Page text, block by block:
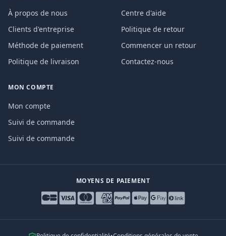
À propos de nous
Clients d'entreprise
Méthode de paiement
Politique de livraison
Centre d'aide
Politique de retour
Commencer un retour
Contactez-nous
MON COMPTE
Mon compte
Suivi de commande
Suivi de commande
MOYENS DE PAIEMENT